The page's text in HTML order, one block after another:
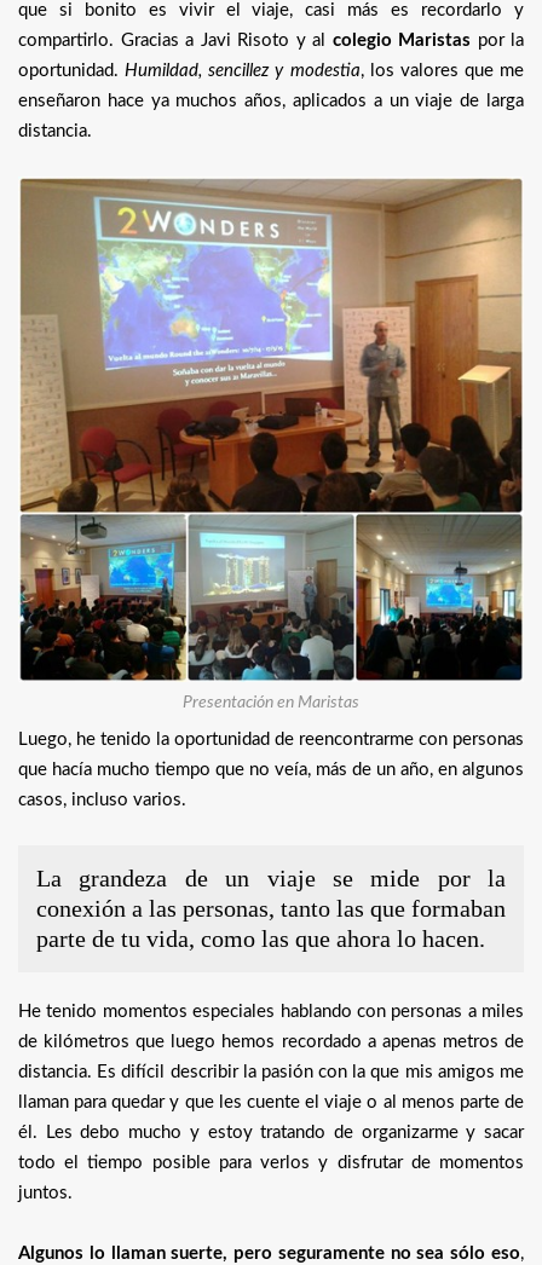
que si bonito es vivir el viaje, casi más es recordarlo y
compartirlo. Gracias a Javi Risoto y al colegio Maristas por la
oportunidad.Humildad, sencillez y modestia, los valores que me
enseñaron hace ya muchos años, aplicados a un viaje de larga
distancia.
Presentación en Maristas
Luego, he tenido la oportunidad de reencontrarme con personas
que hacía mucho tiempo que no veía, más de un año, en algunos
casos, incluso varios.
La grandeza de un viaje se mide por la
conexión a las personas, tanto las que formaban
parte de tu vida, como las que ahora lo hacen.
He tenido momentos especiales hablando con personas a miles
de kilómetros que luego hemos recordado a apenas metros de
distancia. Es difícil describir la pasión con la que mis amigos me
llaman para quedar y que les cuente el viaje o al menos parte de
él. Les debo mucho y estoy tratando de organizarme y sacar
todo el tiempo posible para verlos y disfrutar de momentos
juntos.
Algunos lo llaman suerte, pero seguramente no sea sólo eso,